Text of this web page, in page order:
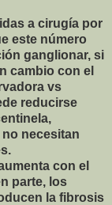
a cirugía por
este número
ganglionar, si
cambio con el
vs
reducirse
necesitan
con el
parte, los
la fibrosis